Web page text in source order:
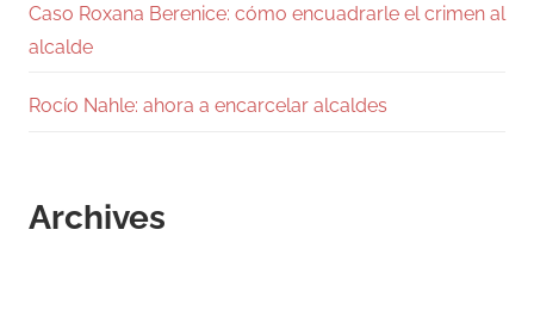
Caso Roxana Berenice: cómo encuadrarle el crimen al
alcalde
Rocío Nahle: ahora a encarcelar alcaldes
Archives